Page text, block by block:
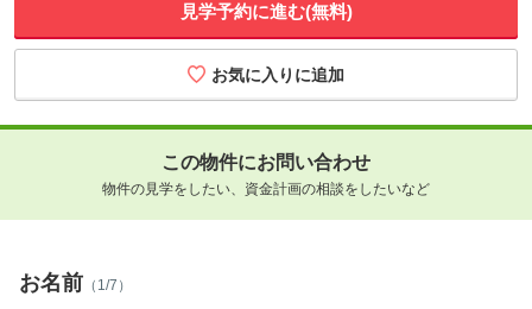
見学予約に進む(無料)
この物件にお問い合わせ
物件の見学をしたい、資金計画の相談をしたいなど
お名前 （1/7）